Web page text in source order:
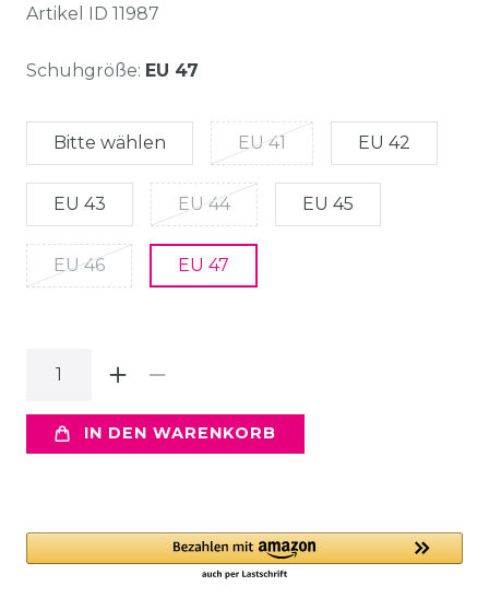
Artikel ID 11987
Schuhgröße: EU 47
Bitte wählen EU 41 EU 42
EU 43 EU 44 EU 45
EU 46 EU 47
IN DEN WARENKORB